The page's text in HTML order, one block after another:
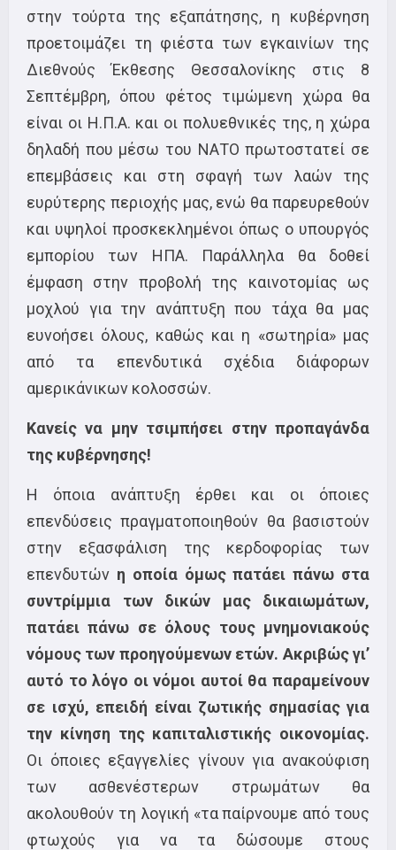
στην τούρτα της εξαπάτησης, η κυβέρνηση
προετοιμάζει τη φιέστα των εγκαινίων της
Διεθνούς Έκθεσης Θεσσαλονίκης στις 8
Σεπτέμβρη, όπου φέτος τιμώμενη χώρα θα
είναι οι Η.Π.Α. και οι πολυεθνικές της, η χώρα
δηλαδή που μέσω του ΝΑΤΟ πρωτοστατεί σε
επεμβάσεις και στη σφαγή των λαών της
ευρύτερης περιοχής μας, ενώ θα παρευρεθούν
και υψηλοί προσκεκλημένοι όπως ο υπουργός
εμπορίου των ΗΠΑ. Παράλληλα θα δοθεί
έμφαση στην προβολή της καινοτομίας ως
μοχλού για την ανάπτυξη που τάχα θα μας
ευνοήσει όλους, καθώς και η «σωτηρία» μας
από τα επενδυτικά σχέδια διάφορων
αμερικάνικων κολοσσών.
Κανείς να μην τσιμπήσει στην προπαγάνδα
της κυβέρνησης!
Η όποια ανάπτυξη έρθει και οι όποιες
επενδύσεις πραγματοποιηθούν θα βασιστούν
στην εξασφάλιση της κερδοφορίας των
επενδυτών η οποία όμως πατάει πάνω στα
συντρίμμια των δικών μας δικαιωμάτων,
πατάει πάνω σε όλους τους μνημονιακούς
νόμους των προηγούμενων ετών. Ακριβώς γι’
αυτό το λόγο οι νόμοι αυτοί θα παραμείνουν
σε ισχύ, επειδή είναι ζωτικής σημασίας για
την κίνηση της καπιταλιστικής οικονομίας.
Οι όποιες εξαγγελίες γίνουν για ανακούφιση
των ασθενέστερων στρωμάτων θα
ακολουθούν τη λογική «τα παίρνουμε από τους
φτωχούς για να τα δώσουμε στους